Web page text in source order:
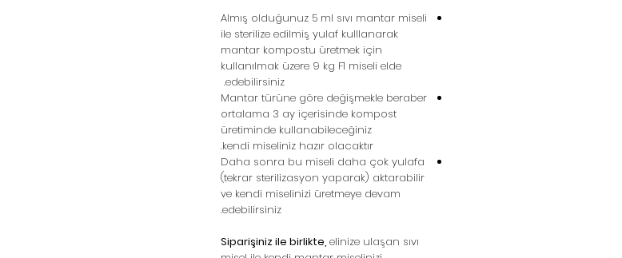
Almış olduğunuz 5 ml sıvı mantar miseli
ile sterilize edilmiş yulaf kulllanarak
mantar kompostu üretmek için
kullanılmak üzere 9 kg F1 miseli elde
edebilirsiniz.
Mantar türüne göre değişmekle beraber
ortalama 3 ay içerisinde kompost
üretiminde kullanabileceğiniz
kendi miseliniz hazır olacaktır.
Daha sonra bu miseli daha çok yulafa
(tekrar sterilizasyon yaparak) aktarabilir
ve kendi miselinizi üretmeye devam
edebilirsiniz.
Siparişiniz ile birlikte, elinize ulaşan sıvı